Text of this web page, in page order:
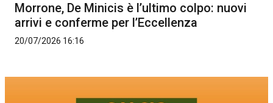
Morrone, De Minicis è l’ultimo colpo: nuovi
arrivi e conferme per l’Eccellenza
20/07/2026 16:16